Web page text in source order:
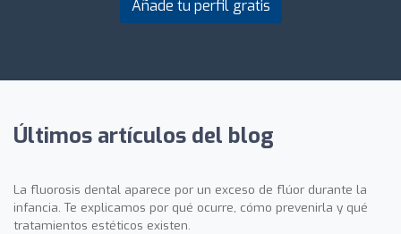
Añade tu perfil gratis
Últimos artículos del blog
La fluorosis dental aparece por un exceso de flúor durante la
infancia. Te explicamos por qué ocurre, cómo prevenirla y qué
tratamientos estéticos existen.